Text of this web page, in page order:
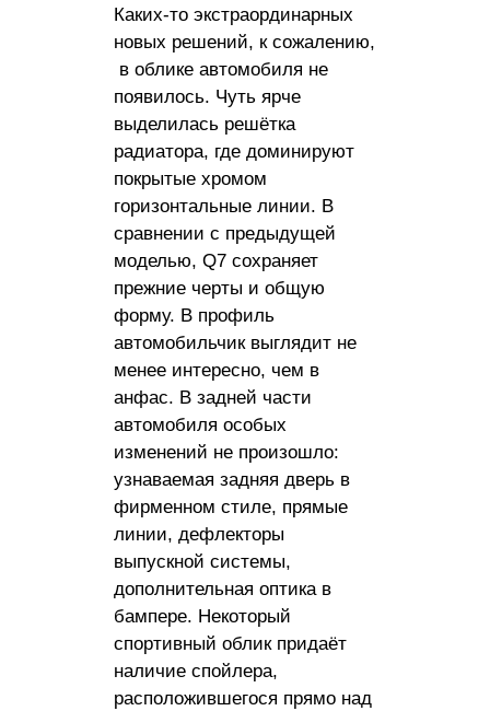
Каких-то экстраординарных
новых решений, к сожалению,
в облике автомобиля не
появилось. Чуть ярче
выделилась решётка
радиатора, где доминируют
покрытые хромом
горизонтальные линии. В
сравнении с предыдущей
моделью, Q7 сохраняет
прежние черты и общую
форму. В профиль
автомобильчик выглядит не
менее интересно, чем в
анфас. В задней части
автомобиля особых
изменений не произошло:
узнаваемая задняя дверь в
фирменном стиле, прямые
линии, дефлекторы
выпускной системы,
дополнительная оптика в
бампере. Некоторый
спортивный облик придаёт
наличие спойлера,
расположившегося прямо над